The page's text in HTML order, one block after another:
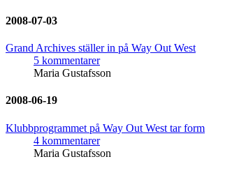
2008-07-03
Grand Archives ställer in på Way Out West
5 kommentarer
Maria Gustafsson
2008-06-19
Klubbprogrammet på Way Out West tar form
4 kommentarer
Maria Gustafsson